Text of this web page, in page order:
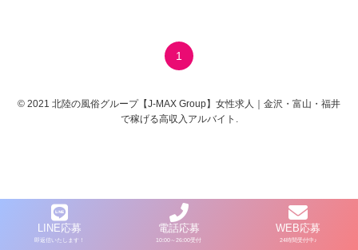
1
© 2021 北陸の風俗グループ【J-MAX Group】女性求人｜金沢・富山・福井
で稼げる高収入アルバイト.
LINE応募
即返信いたします！
電話応募
10:00～26:00受付
WEB応募
24時間受付中♪